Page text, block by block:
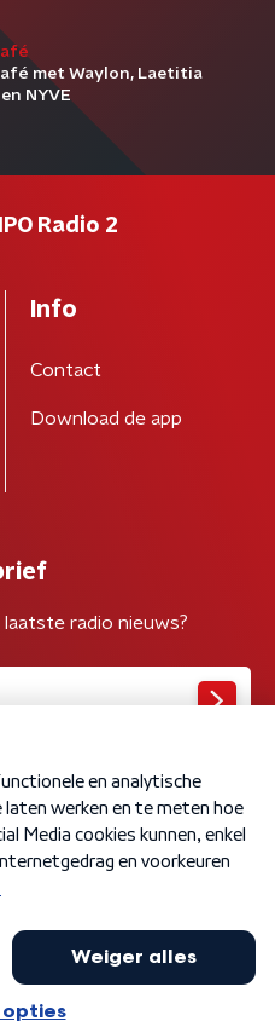
met Waylon, Laetitia
NYVE
Radio 2
Info
Contact
Download de app
radio nieuws?